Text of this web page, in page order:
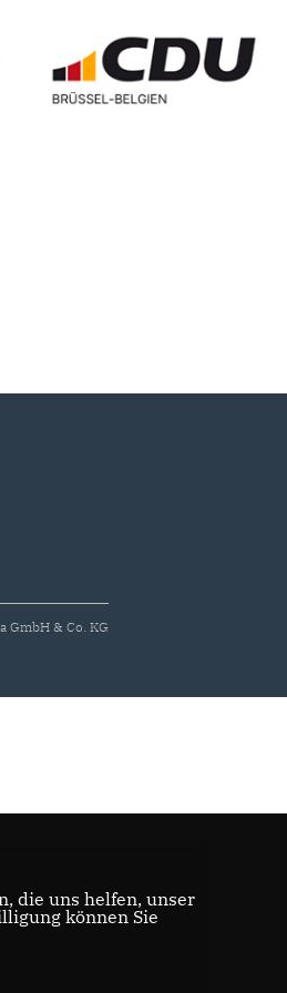
GmbH & Co. KG
die uns helfen, unser
können Sie